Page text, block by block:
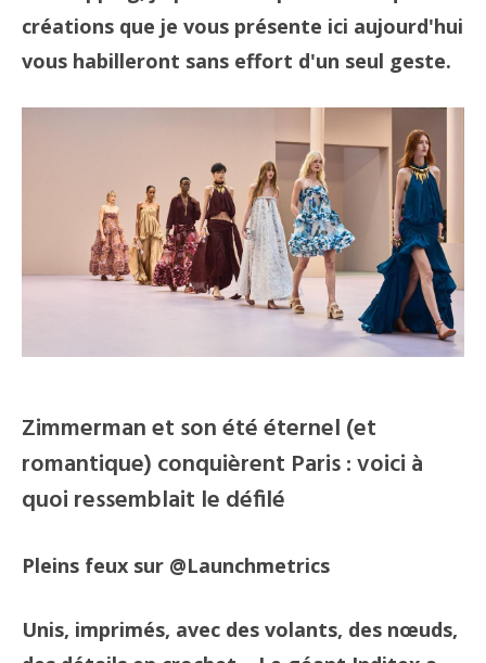
créations que je vous présente ici aujourd'hui
vous habilleront sans effort d'un seul geste.
Zimmerman et son été éternel (et
romantique) conquièrent Paris : voici à
quoi ressemblait le défilé
Pleins feux sur @Launchmetrics
Unis, imprimés, avec des volants, des nœuds,